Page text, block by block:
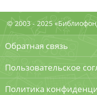
© 2003 - 2025
Обратная связь
Пользовательское
Политика